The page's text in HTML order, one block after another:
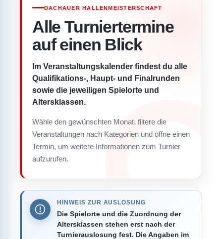
DACHAUER HALLENMEISTERSCHAFT
Alle Turniertermine
auf einen Blick
Im Veranstaltungskalender findest du alle
Qualifikations-, Haupt- und Finalrunden
sowie die jeweiligen Spielorte und
Altersklassen.
Wähle den gewünschten Monat, filtere die
Veranstaltungen nach Kategorien und öffne einen
Termin, um weitere Informationen zum Turnier
aufzurufen.
HINWEIS ZUR AUSLOSUNG
Die Spielorte und die Zuordnung der
Altersklassen stehen erst nach der
Turnierauslosung fest. Die Angaben im